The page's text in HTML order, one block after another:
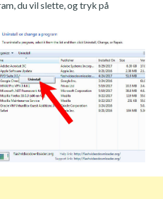
du vil slette, og tryk på